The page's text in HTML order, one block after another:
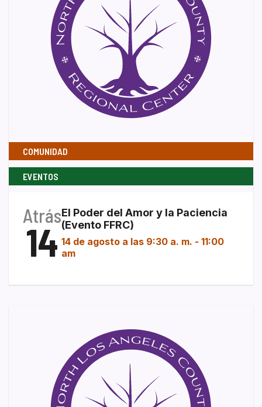
COMUNIDAD
EVENTOS
Atrás
14
El Poder del Amor y la Paciencia
(Evento FFRC)
14 de agosto a las 9:30 a. m. - 11:00
am